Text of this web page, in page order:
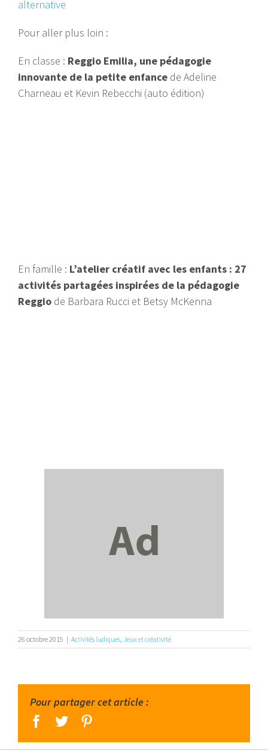
alternative
Pour aller plus loin :
En classe : Reggio Emilia, une pédagogie
innovante de la petite enfance de Adeline
Charneau et Kevin Rebecchi (auto édition)
En famille : L’atelier créatif avec les enfants : 27
activités partagées inspirées de la pédagogie
Reggio de Barbara Rucci et Betsy McKenna
26 octobre 2015 | Activités ludiques Jeux et créativité
Pour partager cet article :
facebook
twitter